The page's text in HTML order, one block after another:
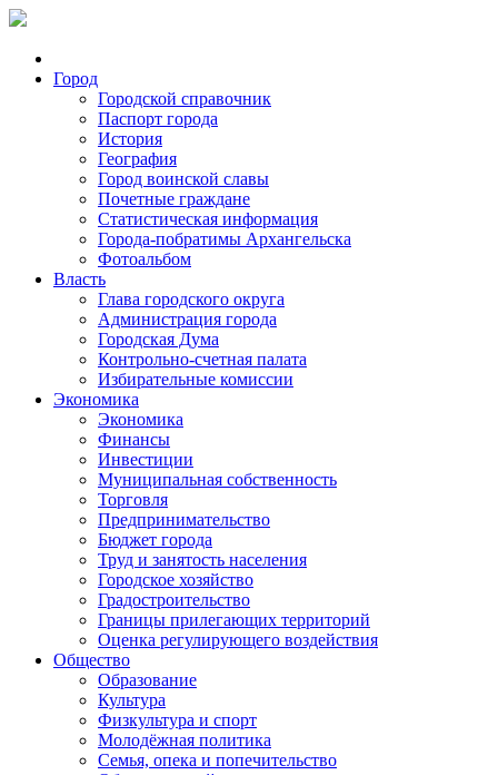
Город
Городской справочник
Паспорт города
История
География
Город воинской славы
Почетные граждане
Статистическая информация
Города-побратимы Архангельска
Фотоальбом
Власть
Глава городского округа
Администрация города
Городская Дума
Контрольно-счетная палата
Избирательные комиссии
Экономика
Экономика
Финансы
Инвестиции
Муниципальная собственность
Торговля
Предпринимательство
Бюджет города
Труд и занятость населения
Городское хозяйство
Градостроительство
Границы прилегающих территорий
Оценка регулирующего воздействия
Общество
Образование
Культура
Физкультура и спорт
Молодёжная политика
Семья, опека и попечительство